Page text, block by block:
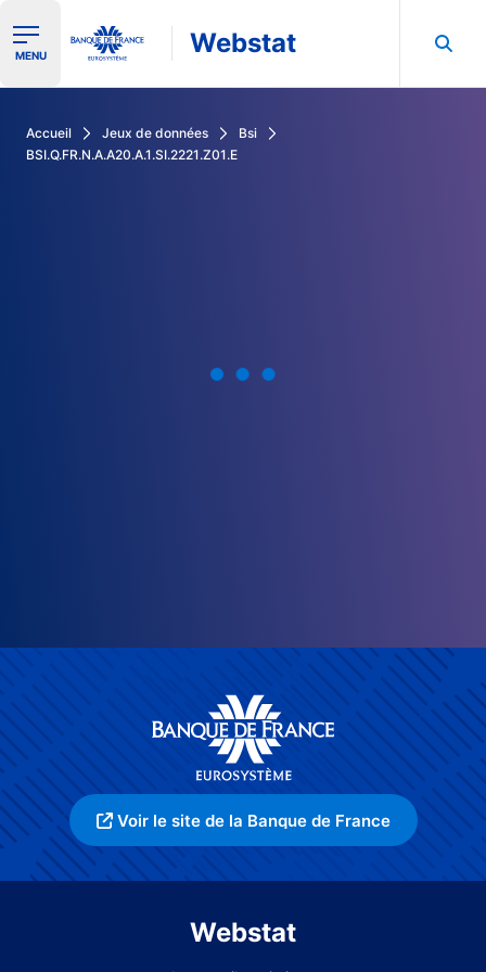
Ouvrir le menu de navigation
MENU Webstat
Accueil Jeux de données
Bsi
BSI.Q.FR.N.A.A20.A.1.SI.2221.Z01.E
Voir le site de la Banque de France
Webstat